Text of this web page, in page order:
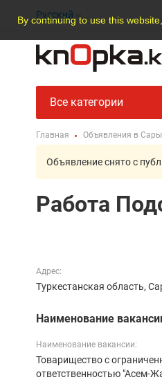
By continuing to use this
Русский
Все категории
Главная Объявления в
Объявление снято с
Работа
Адрес:
Туркестанская область,
Наименование
Наименование вакансии:
Товарищество с
ответственностью "Асем-